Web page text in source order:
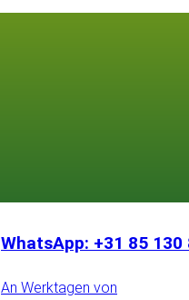
WhatsApp: +31 85 130
An Werktagen von